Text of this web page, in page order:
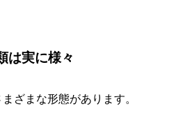
は実に様々
ざまな形態があります。